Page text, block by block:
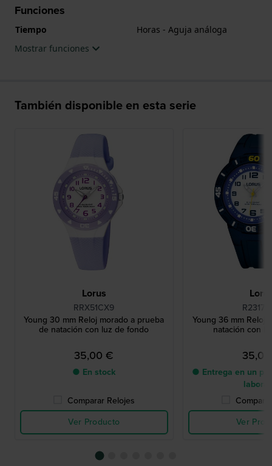
Funciones
Tiempo
Horas - Aguja análoga
Mostrar funciones
También disponible en esta serie
Lorus
RRX51CX9
Young 30 mm Reloj morado a prueba
de natación con luz de fondo
35,00 €
● En stock
Comparar Relojes
Ver Producto
Young 36 mm Reloj
natación con
● Entrega en un
Ver